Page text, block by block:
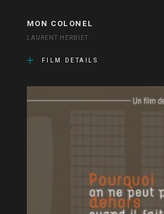
MON COLONEL
LAURENT HERBIET
FILM DETAILS